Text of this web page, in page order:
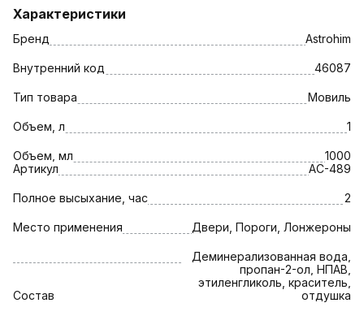
Характеристики
Бренд Astrohim
Внутренний код 46087
Тип товара Мовиль
Объем, л 1
Объем, мл
1000
Артикул
AC-489
Полное высыхание, час 2
Место применения Двери, Пороги, Лонжероны
Состав
Деминерализованная вода,
пропан-2-ол, НПАВ,
этиленгликоль, краситель,
отдушка